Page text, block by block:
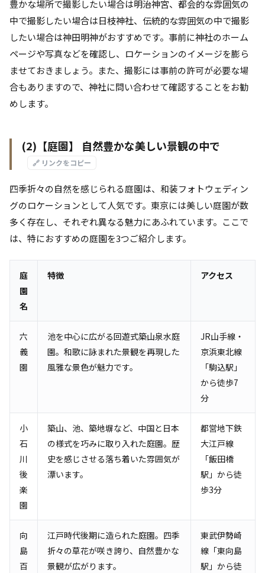
豊かな場所で撮影したい場合は明治神宮、都会的な雰囲気の
中で撮影したい場合は日枝神社、伝統的な雰囲気の中で撮影
したい場合は神田明神がおすすめです。事前に神社のホーム
ページや写真などを確認し、ロケーションのイメージを膨ら
ませておきましょう。また、撮影には事前の許可が必要な場
合もありますので、神社に問い合わせて確認することをお勧
めします。
(2)【庭園】 自然豊かな美しい景観の中で
🔗 リンクをコピー
四季折々の自然を感じられる庭園は、和装フォトウェディン
グのロケーションとして人気です。東京には美しい庭園が数
多く存在し、それぞれ異なる魅力にあふれています。ここで
は、特におすすめの庭園を3つご紹介します。
庭
園
名
特徴 アクセス
六
義
園
池を中心に広がる回遊式築山泉水庭
園。和歌に詠まれた景観を再現した
風雅な景色が魅力です。
JR山手線・
京浜東北線
「駒込駅」
から徒歩7
分
小
石
川
後
楽
園
築山、池、築地塀など、中国と日本
の様式を巧みに取り入れた庭園。歴
史を感じさせる落ち着いた雰囲気が
漂います。
都営地下鉄
大江戸線
「飯田橋
駅」から徒
歩3分
向
島
百
江戸時代後期に造られた庭園。四季
折々の草花が咲き誇り、自然豊かな
景観が広がります。
東武伊勢崎
線「東向島
駅」から徒